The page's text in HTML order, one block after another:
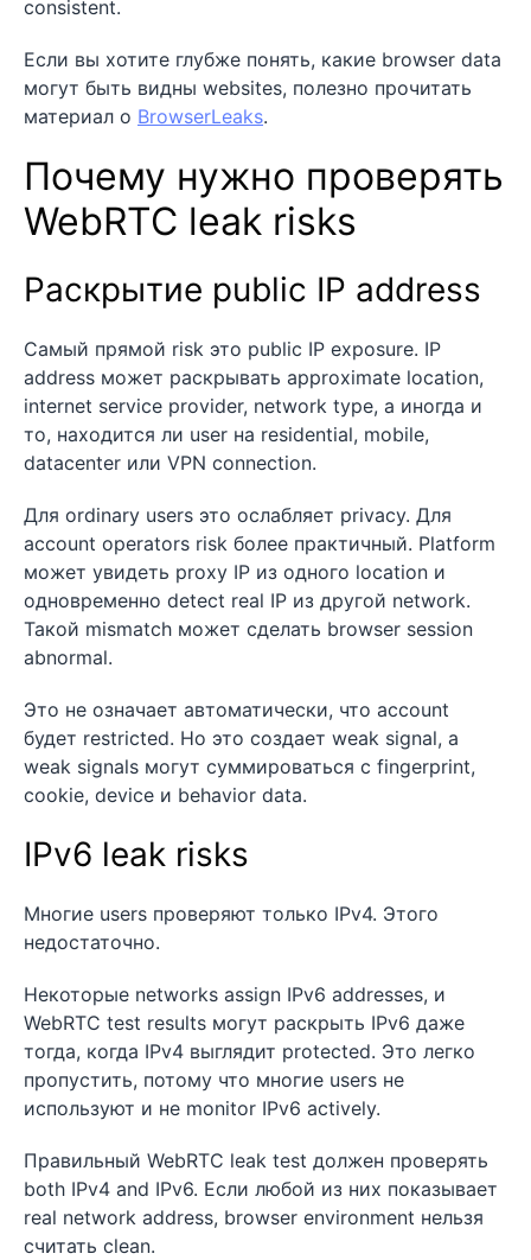
consistent.
Если вы хотите глубже понять, какие browser data
могут быть видны websites, полезно прочитать
материал о BrowserLeaks.
Почему нужно проверять
WebRTC leak risks
Раскрытие public IP address
Самый прямой risk это public IP exposure. IP
address может раскрывать approximate location,
internet service provider, network type, а иногда и
то, находится ли user на residential, mobile,
datacenter или VPN connection.
Для ordinary users это ослабляет privacy. Для
account operators risk более практичный. Platform
может увидеть proxy IP из одного location и
одновременно detect real IP из другой network.
Такой mismatch может сделать browser session
abnormal.
Это не означает автоматически, что account
будет restricted. Но это создает weak signal, а
weak signals могут суммироваться с fingerprint,
cookie, device и behavior data.
IPv6 leak risks
Многие users проверяют только IPv4. Этого
недостаточно.
Некоторые networks assign IPv6 addresses, и
WebRTC test results могут раскрыть IPv6 даже
тогда, когда IPv4 выглядит protected. Это легко
пропустить, потому что многие users не
используют и не monitor IPv6 actively.
Правильный WebRTC leak test должен проверять
both IPv4 and IPv6. Если любой из них показывает
real network address, browser environment нельзя
считать clean.